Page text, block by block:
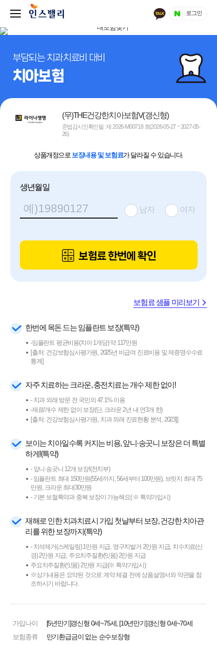
로그인
부담되는 치과치료비 대비
치아보험
(무)THE건강한치아보험V(갱신형)
준법감시인확인필 : 제 2026-M00718 호(2026-05-27 ~ 2027-05-
26)
상품개정으로 보장내용 및 보험료가 달라질 수 있습니다.
생년월일
남자 여자
보험료 한번에 확인
보험료 샘플 미리보기
한번에 목돈 드는 임플란트 보장(특약)
-임플란트 평균비용(치아 1개당) 약 117만원
[출처: 건강보험심사평가원, 2025년 비급여 진료비용 및 제증명수수료
통계]
자주 치료하는 크라운, 충전치료는 개수 제한 없이!
- 치과 외래 방문 전 국민의 47.1% 이용
-재료/개수 제한 없이 보장(단, 크라운 2년 내 연3개 한)
[출처: 건강보험심사평가원, 치과 외래 진료현황 분석, 2023]]
보이는 치아일수록 커지는 비용, 앞니·송곳니 보장은 더 특별
하게!(특약)
- 앞니·송곳니 12개 보장!(전치부)
- 임플란트 최대 150만원(55세까지, 56세부터 100만원), 브릿지 최대 75
만원, 크라운 최대30만원
- 기본 보철특약과 중복 보장이 가능해요( ※ 특약가입시)
재해로 인한 치과치료시 가입 첫날부터 보장, 건강한 치아관
리를 위한 보장까지(특약)
- 치석제거(스케일링) 1만원 지급, 영구치발거 2만원 지급, 치수치료(신
경) 2만원 지급, 주요치주질환(잇몸) 2만원 지급
주요치주질환(잇몸) 2만원 지급(※ 특약가입시)
※상기내용은 요약된 것으로 계약 체결 전에 상품설명서와 약관을 참
조하시기 바랍니다.
가입나이
[5년만기]갱신형 0세~75세, [10년만기]갱신형 0세~70세
보험종류
만기환급금이 없는 순수보장형